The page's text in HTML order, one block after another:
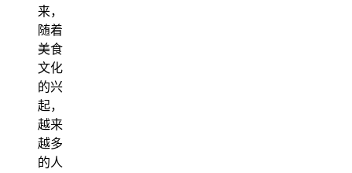
来，
随着
美食
文化
的兴
起，
越来
越多
的人